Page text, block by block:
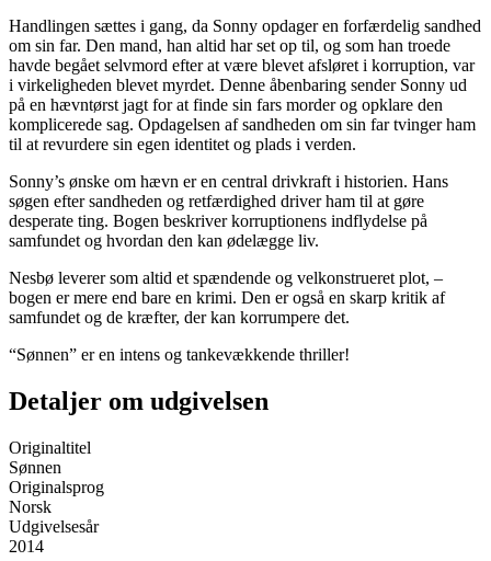
Handlingen sættes i gang, da Sonny opdager en forfærdelig sandhed
om sin far. Den mand, han altid har set op til, og som han troede
havde begået selvmord efter at være blevet afsløret i korruption, var
i virkeligheden blevet myrdet. Denne åbenbaring sender Sonny ud
på en hævntørst jagt for at finde sin fars morder og opklare den
komplicerede sag. Opdagelsen af sandheden om sin far tvinger ham
til at revurdere sin egen identitet og plads i verden.
Sonny’s ønske om hævn er en central drivkraft i historien. Hans
søgen efter sandheden og retfærdighed driver ham til at gøre
desperate ting. Bogen beskriver korruptionens indflydelse på
samfundet og hvordan den kan ødelægge liv.
Nesbø leverer som altid et spændende og velkonstrueret plot, –
bogen er mere end bare en krimi. Den er også en skarp kritik af
samfundet og de kræfter, der kan korrumpere det.
“Sønnen” er en intens og tankevækkende thriller!
Detaljer om udgivelsen
Originaltitel
Sønnen
Originalsprog
Norsk
Udgivelsesår
2014